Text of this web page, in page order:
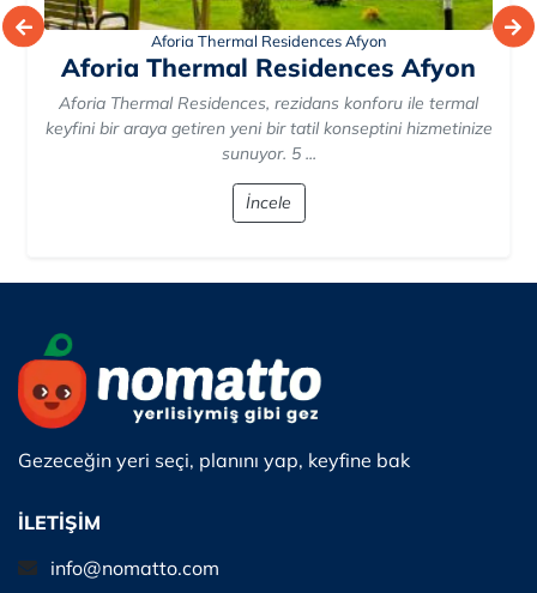
Aforia Thermal Residences Afyon
Aforia Thermal Residences Afyon
Aforia Thermal Residences, rezidans konforu ile termal
keyfini bir araya getiren yeni bir tatil konseptini hizmetinize
sunuyor. 5 ...
İncele
Gezeceğin yeri seçi, planını yap, keyfine bak
İLETİŞİM
info@nomatto.com